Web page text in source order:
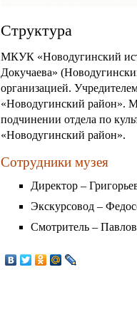
Структура
МКУК «Новодугинский
Докучаева»
организацией.
«Новодугинский район».
подчинении отдела по
«Новодугинский район».
Сотрудники музея
Директор –
Экскурсовод –
Смотритель –